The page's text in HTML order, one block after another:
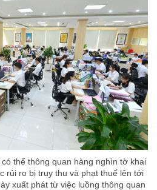
thể thông quan hàng nghìn tờ khai
rủi ro bị truy thu và phạt thuế lên tới
xuất phát từ việc luồng thông quan